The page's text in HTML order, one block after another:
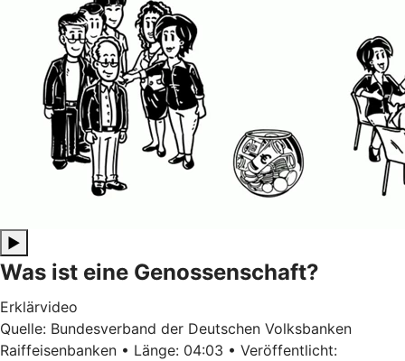
▶
Was ist eine Genossenschaft?
Erklärvideo
Quelle: Bundesverband der Deutschen Volksbanken
Raiffeisenbanken • Länge: 04:03 • Veröffentlicht: